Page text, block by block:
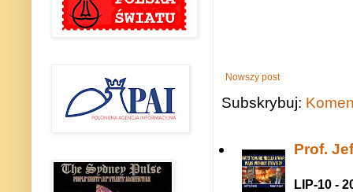
Nowszy post
Subskrybuj:
Prof.
LIP-10 -